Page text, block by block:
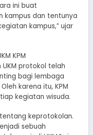
ini buat
kampus dan tentunya
kampus,” ujar
KPM
protokol telah
bagi lembaga
karena itu, KPM
kegiatan wisuda.
keprotokolan.
sebuah